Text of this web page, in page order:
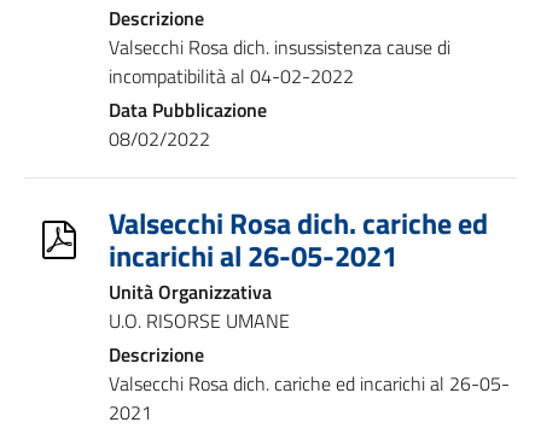
Descrizione
Valsecchi Rosa dich. insussistenza cause di
incompatibilità al 04-02-2022
Data Pubblicazione
08/02/2022
Valsecchi Rosa dich. cariche ed
incarichi al 26-05-2021
Unità Organizzativa
U.O. RISORSE UMANE
Descrizione
Valsecchi Rosa dich. cariche ed incarichi al 26-05-
2021